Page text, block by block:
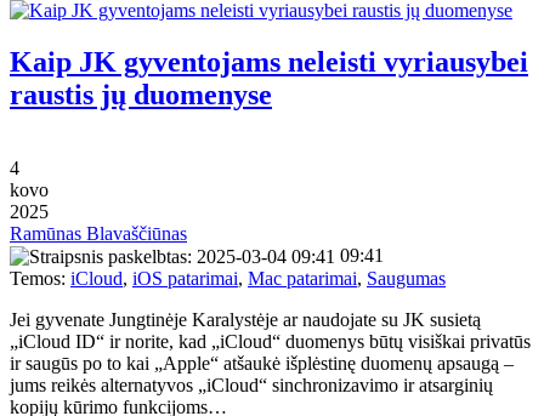
Kaip JK gyventojams neleisti vyriausybei
raustis jų duomenyse
4
kovo
2025
Ramūnas Blavaščiūnas
09:41
Temos: iCloud, iOS patarimai, Mac patarimai, Saugumas
Jei gyvenate Jungtinėje Karalystėje ar naudojate su JK susietą
„iCloud ID“ ir norite, kad „iCloud“ duomenys būtų visiškai privatūs
ir saugūs po to kai „Apple“ atšaukė išplėstinę duomenų apsaugą –
jums reikės alternatyvos „iCloud“ sinchronizavimo ir atsarginių
kopijų kūrimo funkcijoms…